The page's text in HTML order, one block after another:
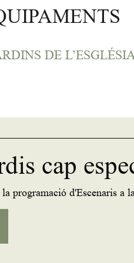
DE
cap
programació d'Escenaris a